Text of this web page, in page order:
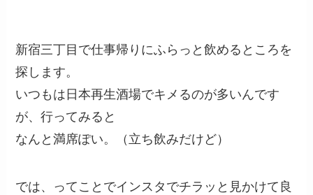
新宿三丁目で仕事帰りにふらっと飲めるところを
探します。
いつもは日本再生酒場でキメるのが多いんです
が、行ってみると
なんと満席ぽい。（立ち飲みだけど）
では、ってことでインスタでチラッと見かけて良